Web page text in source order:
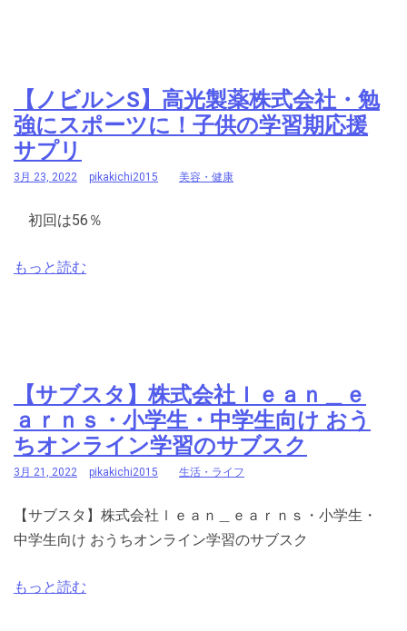
【ノビルンS】高光製薬株式会社・勉
強にスポーツに！子供の学習期応援
サプリ
3月 23, 2022 pikakichi2015 美容・健康
初回は56％
もっと読む
【サブスタ】株式会社ｌｅａｎ＿ｅ
ａｒｎｓ・小学生・中学生向け おう
ちオンライン学習のサブスク
3月 21, 2022 pikakichi2015 生活・ライフ
【サブスタ】株式会社ｌｅａｎ＿ｅａｒｎｓ・小学生・
中学生向け おうちオンライン学習のサブスク
もっと読む